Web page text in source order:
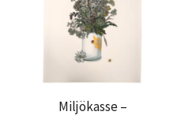
Miljökasse –